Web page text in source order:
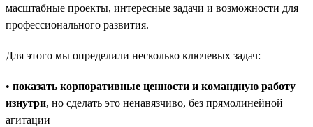
масштабные проекты, интересные задачи и возможности для
профессионального развития.
Для этого мы определили несколько ключевых задач:
• показать корпоративные ценности и командную работу
изнутри, но сделать это ненавязчиво, без прямолинейной
агитации